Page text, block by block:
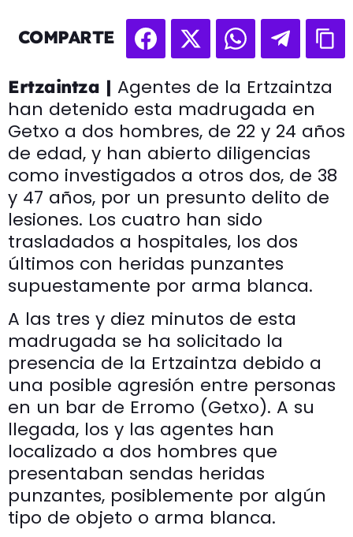
COMPARTE
Ertzaintza | Agentes de la Ertzaintza
han detenido esta madrugada en
Getxo a dos hombres, de 22 y 24 años
de edad, y han abierto diligencias
como investigados a otros dos, de 38
y 47 años, por un presunto delito de
lesiones. Los cuatro han sido
trasladados a hospitales, los dos
últimos con heridas punzantes
supuestamente por arma blanca.
A las tres y diez minutos de esta
madrugada se ha solicitado la
presencia de la Ertzaintza debido a
una posible agresión entre personas
en un bar de Erromo (Getxo). A su
llegada, los y las agentes han
localizado a dos hombres que
presentaban sendas heridas
punzantes, posiblemente por algún
tipo de objeto o arma blanca.